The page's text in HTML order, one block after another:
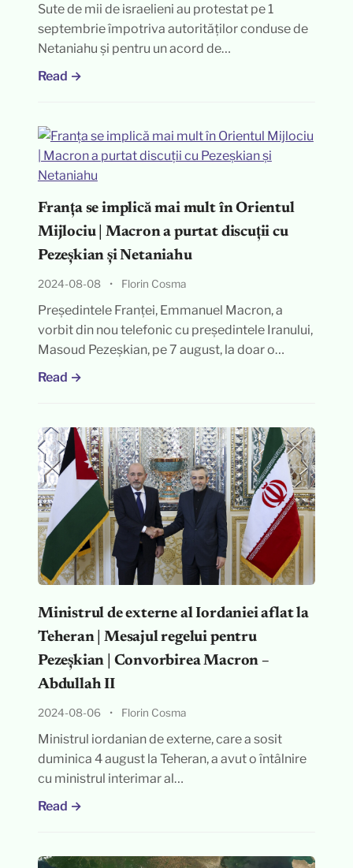
Sute de mii de israelieni au protestat pe 1
septembrie împotriva autorităților conduse de
Netaniahu și pentru un acord de…
Read →
Franța se implică mai mult în Orientul
Mijlociu | Macron a purtat discuții cu
Pezeșkian și Netaniahu
2024-08-08 • Florin Cosma
Președintele Franței, Emmanuel Macron, a
vorbit din nou telefonic cu președintele Iranului,
Masoud Pezeșkian, pe 7 august, la doar o…
Read →
Ministrul de externe al Iordaniei aflat la
Teheran | Mesajul regelui pentru
Pezeșkian | Convorbirea Macron –
Abdullah II
2024-08-06 • Florin Cosma
Ministrul iordanian de externe, care a sosit
duminica 4 august la Teheran, a avut o întâlnire
cu ministrul interimar al…
Read →